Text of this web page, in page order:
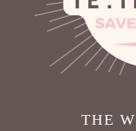
THE